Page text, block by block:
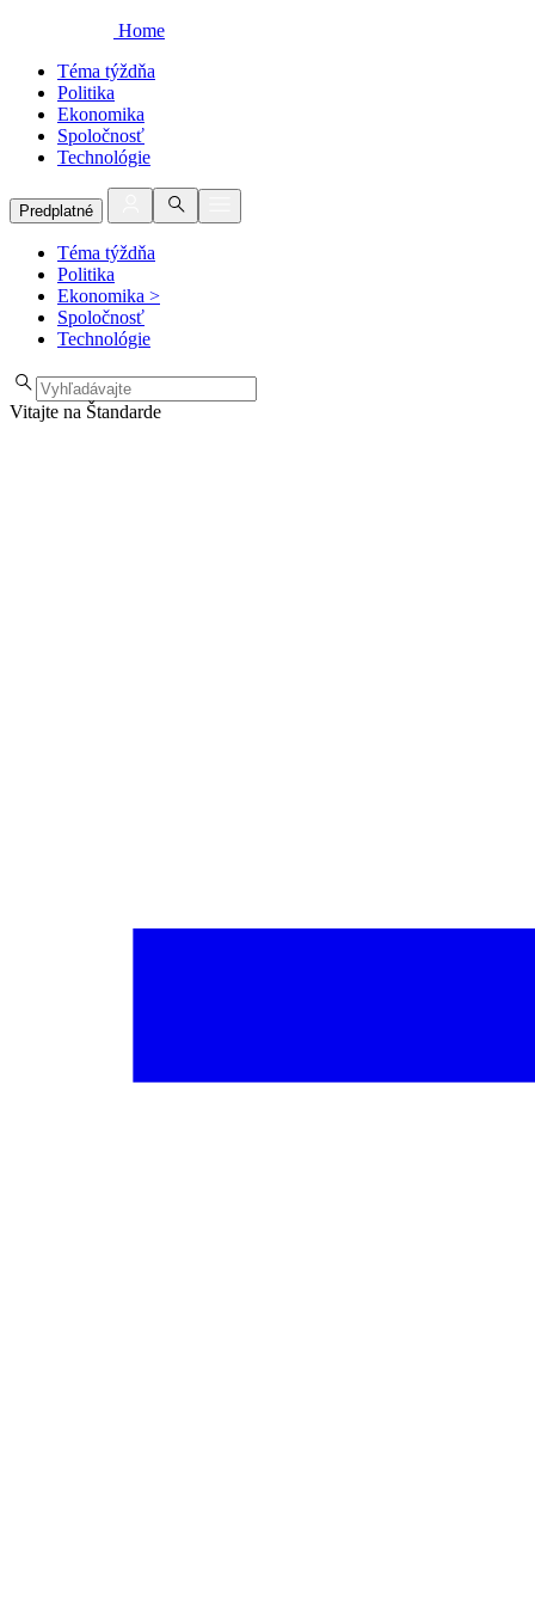
Home
Téma týždňa
Politika
Ekonomika
Spoločnosť
Technológie
Predplatné
Téma týždňa
Politika
Ekonomika >
Spoločnosť
Technológie
Vitajte na Štandarde